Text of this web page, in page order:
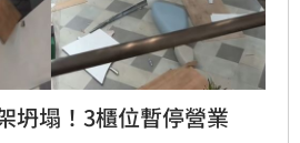
坍塌！3櫃位暫停營業